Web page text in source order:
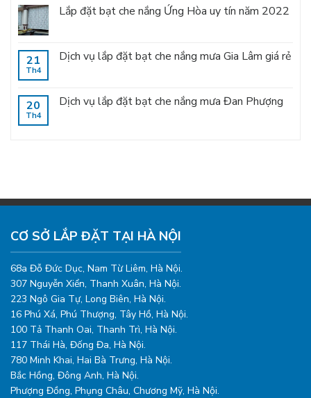
Lắp đặt bạt che nắng Ứng Hòa uy tín năm 2022
21
Th4
Dịch vụ lắp đặt bạt che nắng mưa Gia Lâm giá rẻ
20
Th4
Dịch vụ lắp đặt bạt che nắng mưa Đan Phượng
CƠ SỞ LẮP ĐẶT TẠI HÀ NỘI
68a Đỗ Đức Dục, Nam Từ Liêm, Hà Nội.
307 Nguyễn Xiển, Thanh Xuân, Hà Nội.
223 Ngô Gia Tự, Long Biên, Hà Nội.
16 Phú Xá, Phú Thượng, Tây Hồ, Hà Nội.
100 Tả Thanh Oai, Thanh Trì, Hà Nội.
117 Thái Hà, Đống Đa, Hà Nội.
780 Minh Khai, Hai Bà Trưng, Hà Nội.
Bắc Hồng, Đông Anh, Hà Nội.
Phượng Đồng, Phụng Châu, Chương Mỹ, Hà Nội.